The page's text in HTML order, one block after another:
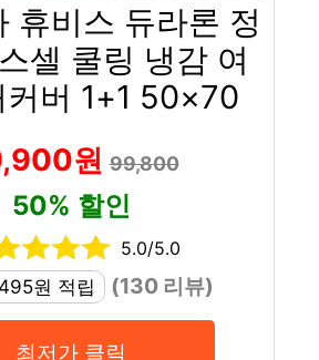
휴비스 듀라론 정
셀 쿨링 냉감 여
커버 1+1 50×70
원99,800
50% 할인
5.0/5.0
원 적립
(130 리뷰)
최저가 클릭